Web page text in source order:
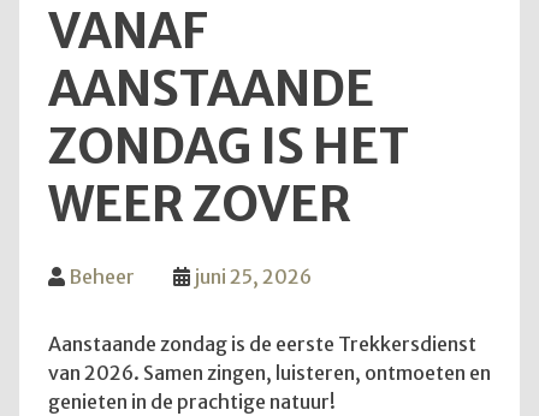
VANAF
AANSTAANDE
ZONDAG IS HET
WEER ZOVER
Beheer juni 25, 2026
Aanstaande zondag is de eerste Trekkersdienst
van 2026. Samen zingen, luisteren, ontmoeten en
genieten in de prachtige natuur!